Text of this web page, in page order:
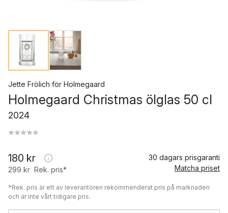
Jette Frölich för Holmegaard
Holmegaard Christmas ölglas 50 cl
2024
180 kr
299 kr Rek. pris*
30 dagars prisgaranti
Matcha priset
*Rek. pris är ett av leverantören rekommenderat pris på marknaden
och är inte vårt tidigare pris.